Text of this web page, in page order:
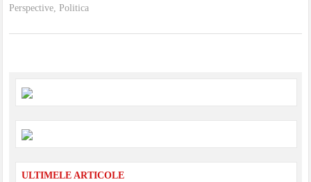
Perspective,Politica
ULTIMELE ARTICOLE